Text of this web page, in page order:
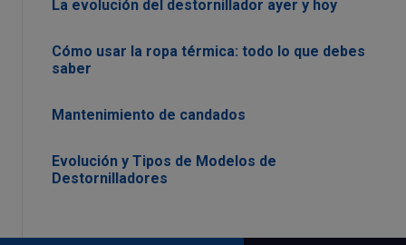
La evolución del destornillador ayer y hoy
Cómo usar la ropa térmica: todo lo que debes
saber
Mantenimiento de candados
Evolución y Tipos de Modelos de
Destornilladores